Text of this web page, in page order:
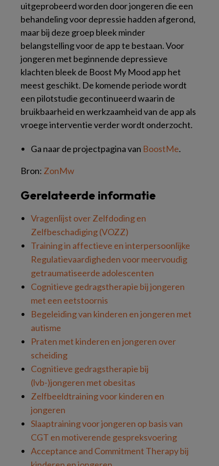
uitgeprobeerd worden door jongeren die een
behandeling voor depressie hadden afgerond,
maar bij deze groep bleek minder
belangstelling voor de appte bestaan. Voor
jongeren met beginnende depressieve
klachten bleek de Boost My Mood app het
meest geschikt. De komende periode wordt
een pilotstudie gecontinueerd waarin de
bruikbaarheid en werkzaamheid van de app als
vroege interventie verder wordt onderzocht.
Ga naar de projectpagina van BoostMe.
Bron: ZonMw
Gerelateerde informatie
Vragenlijst over Zelfdoding en
Zelfbeschadiging (VOZZ)
Training in affectieve en interpersoonlijke
Regulatievaardigheden voor meervoudig
getraumatiseerde adolescenten
Cognitieve gedragstherapie bij jongeren
met een eetstoornis
Begeleiding van kinderen en jongeren met
autisme
Praten met kinderen en jongeren over
scheiding
Cognitieve gedragstherapie bij
(lvb-)jongeren met obesitas
Zelfbeeldtraining voor kinderen en
jongeren
Slaaptraining voor jongeren op basis van
CGT en motiverende gespreksvoering
Acceptance and Commitment Therapy bij